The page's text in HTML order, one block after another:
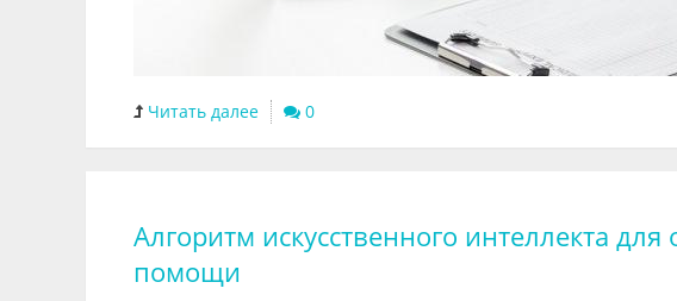
Читать далее 0
Алгоритм искусственного интеллекта
помощи